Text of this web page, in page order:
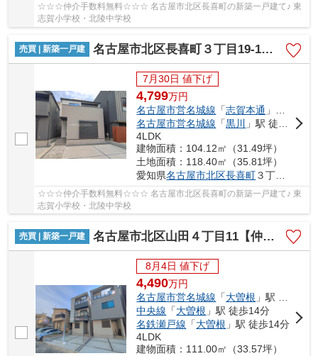
☆☆☆仲介手数料無料☆☆☆ 名古屋市北区長喜町の新築一戸建て♪ 東
志賀小学校・北陵中学校
売買 | 新築一戸建 名古屋市北区長喜町３丁目19-1【仲介手数料無料】新築一戸建て 2号棟
7月30日 値下げ
4,799万円
名古屋市営名城線 「志賀本通 」駅 徒歩13分
名古屋市営名城線 「黒川
」駅 徒歩15分
4LDK
建物面積：104.12㎡（31.49坪）
土地面積：118.40㎡（35.81坪）
愛知県名古屋市北区長喜町３丁目19-1
☆☆☆仲介手数料無料☆☆☆ 名古屋市北区長喜町の新築一戸建て♪ 東
志賀小学校・北陵中学校
売買 | 新築一戸建 名古屋市北区山田４丁目11【仲介手数料無料】新築一戸建て 1号棟
8月4日 値下げ
4,490万円
名古屋市営名城線 「大曽根 」駅 徒歩14分
中央線 「大曽根 」駅 徒歩14分
名鉄瀬戸線 「大曽根 」駅 徒歩14分
4LDK
建物面積：111.00㎡（33.57坪）